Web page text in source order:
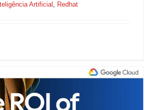
Artificial , Redhat